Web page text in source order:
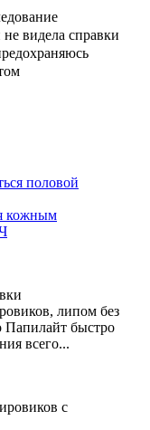
видела справки
половой
кожным
липом без
Папилайт быстро
всего...